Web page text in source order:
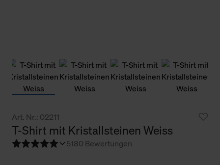
Art. Nr.: 02211
T-Shirt mit Kristallsteinen Weiss
5180 Bewertungen